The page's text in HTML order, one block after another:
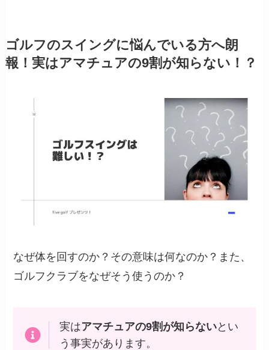
ゴルフのスイングに悩んでいる方へ朗
報！実はアマチュアの9割が知らない！？
なぜ体を回すのか？その意味は何なのか？また、
ゴルフクラブをなぜそう使うのか？
実はアマチュアの9割が知らないとい
う事実があります。